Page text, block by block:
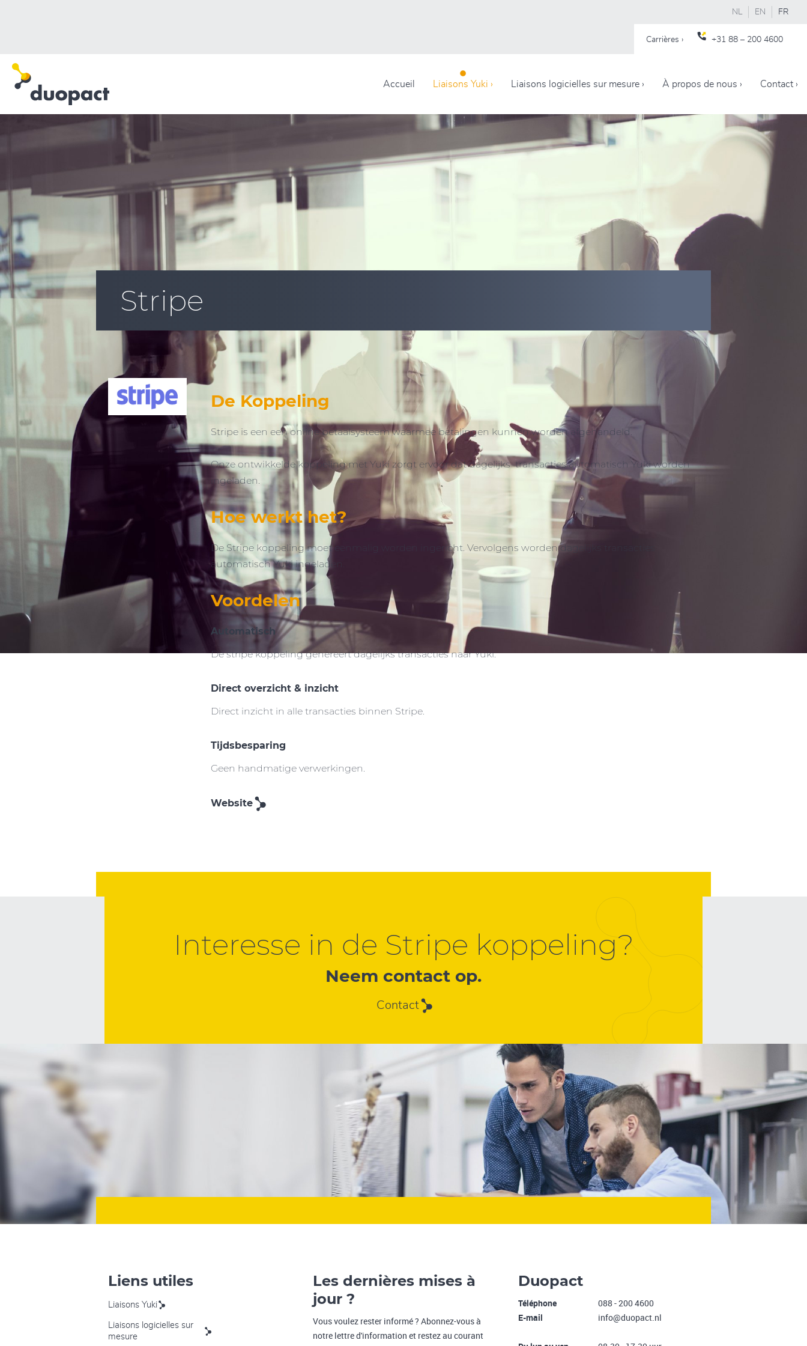
NL EN FR
Carrières › +31 88 – 200 4600
Accueil Liaisons Yuki › Liaisons logicielles sur mesure › À propos de nous › Contact ›
Stripe
De Koppeling
Stripe is een een online betaalsysteem waarmee betalingen kunnen worden afgehandeld.
Onze ontwikkelde koppeling met Yuki zorgt ervoor dat dagelijks transacties automatisch Yuki worden
ingeladen.
Hoe werkt het?
De Stripe koppeling moet eenmalig worden ingericht. Vervolgens worden dagelijks transacties
automatisch Yuki ingeladen.
Voordelen
Automatisch
De stripe koppeling genereert dagelijks transacties naar Yuki.
Direct overzicht & inzicht
Direct inzicht in alle transacties binnen Stripe.
Tijdsbesparing
Geen handmatige verwerkingen.
Website
Interesse in de Stripe koppeling?
Neem contact op.
Contact
Liens utiles
Liaisons Yuki
Liaisons logicielles sur
mesure
Les dernières mises à
jour ?
Vous voulez rester informé ? Abonnez-vous à
notre lettre d'information et restez au courant
Duopact
Téléphone
088 - 200 4600
E-mail
info@duopact.nl